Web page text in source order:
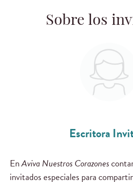
Sobre los
Escritora
EnAviva Nuestros Corazones
invitados especiales para